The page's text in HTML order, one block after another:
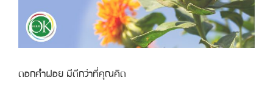
ดอกคำฝอย มีดีกว่าที่คุณคิด